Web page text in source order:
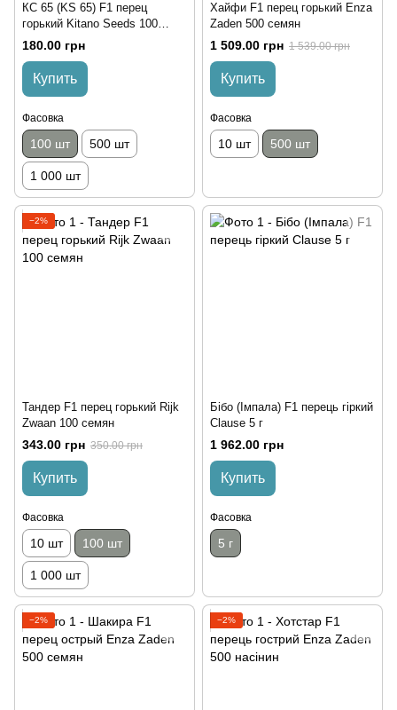
КС 65 (KS 65) F1 перец
горький Kitano Seeds 100
семян
180.00 грн
Купить
Фасовка
100 шт 500 шт
1 000 шт
Хайфи F1 перец горький Enza
Zaden 500 семян
1 509.00 грн 1 539.00 грн
Купить
Фасовка
10 шт 500 шт
−2%
Тандер F1 перец горький Rijk
Zwaan 100 семян
343.00 грн 350.00 грн
Купить
Фасовка
10 шт 100 шт
1 000 шт
Бібо (Імпала) F1 перець гіркий
Clause 5 г
1 962.00 грн
Купить
Фасовка
5 г
−2% −2%